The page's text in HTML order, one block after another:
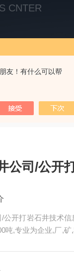
友！有什么可以帮
CNTER
公司/公开
公开打岩石井技术
吨,专业为企业,厂,